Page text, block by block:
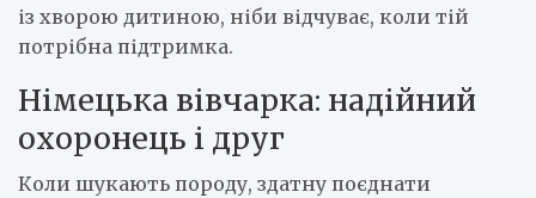
із хворою дитиною, ніби відчуває, коли тій
потрібна підтримка.
Німецька вівчарка: надійний
охоронець і друг
Коли шукають породу, здатну поєднати